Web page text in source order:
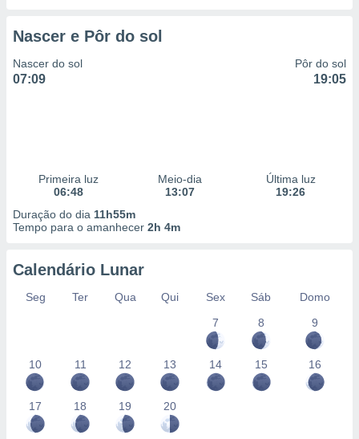
Nascer e Pôr do sol
Nascer do sol
07:09
Pôr do sol
19:05
Primeira luz
06:48
Meio-dia
13:07
Última luz
19:26
Duração do dia 11h55m
Tempo para o amanhecer 2h 4m
Calendário Lunar
Seg Ter Qua Qui Sex Sáb
Domo
7
8 9
10 11 12 13 14 15 16
17 18 19 20